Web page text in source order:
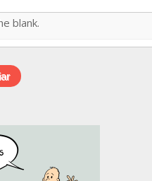
blank.